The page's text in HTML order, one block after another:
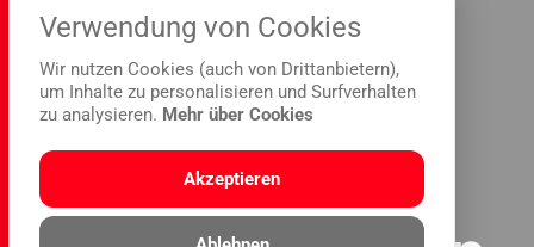
Verwendung von Cookies
Wir nutzen Cookies (auch von Drittanbietern),
um Inhalte zu personalisieren und Surfverhalten
zu analysieren. Mehr über Cookies
Akzeptieren